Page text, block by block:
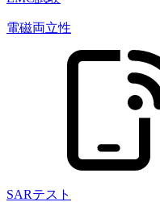
電磁両立性
SARテスト